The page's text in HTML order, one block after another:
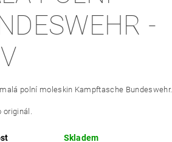
-
polní moleskin Kampftasche Bundeswehr.
originál.
Skladem